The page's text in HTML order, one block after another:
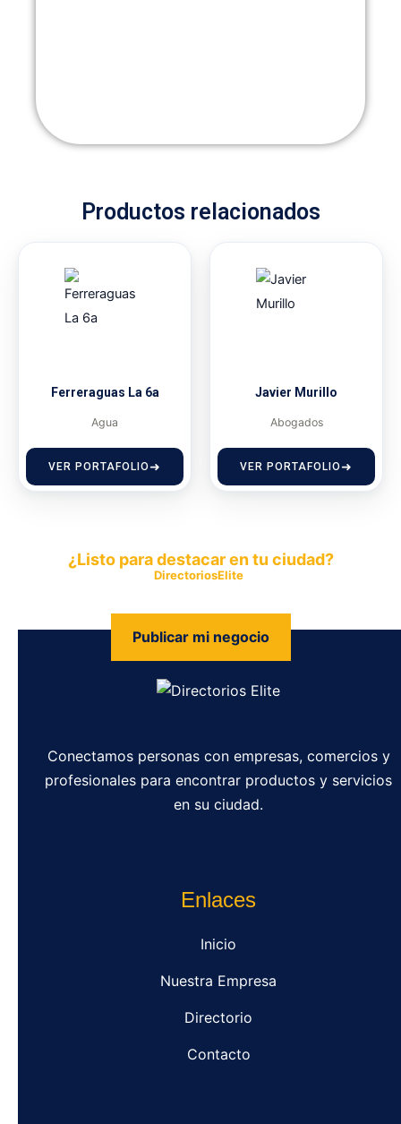
Productos relacionados
Ferreraguas La 6a
Agua
VER PORTAFOLIO
Javier Murillo
Abogados
VER PORTAFOLIO
¿Listo para destacar en tu ciudad?
DirectoriosElite
Publicar mi negocio
Conectamos personas con empresas, comercios y
profesionales para encontrar productos y servicios
en su ciudad.
Enlaces
Inicio
Nuestra Empresa
Directorio
Contacto